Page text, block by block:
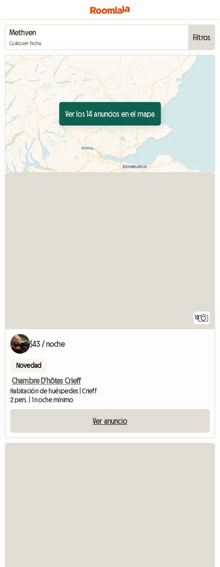
Cualquier fecha
Filtros
Ver los 14 anuncios en el mapa
12
$43 / noche
Novedad
Chambre D'hôtes Crieff
Habitación de huéspedes | Crieff
2 pers. | 1 noche mínimo
Ver anuncio